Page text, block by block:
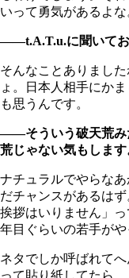
いって勇気があるよな
――t.A.T.u.に聞いてお
そんなことありまし
ょ。日本人相手にか
も思うんです。
――そういう破天荒み
荒じゃない気もします
ナチュラルでやらな
だチャンスがあるは
挨拶はいりません」
年目ぐらいの若手がや
ネタでしか呼ばれて